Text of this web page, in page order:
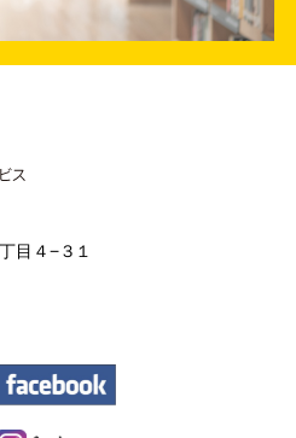
目４−３１